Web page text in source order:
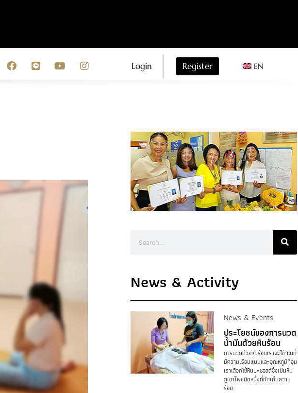
Login Register EN
News & Activity
News & Events
ประโยชน์ของการนวด
น้ำมันด้วยหินร้อน
การนวดด้วยหินร้อนเราจะใช้ หินที่
มีความเรียบแบนและอุณหภูมิที่อุ่น
เราเลือกใช้หินบะซอลต์ซึ่งเป็นหิน
ภูเขาไฟชนิดหนึ่งที่กักเก็บความ
ร้อน